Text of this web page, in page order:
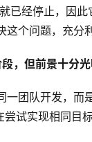
已经停止，因
个问题，充分
，但前景十分光
一团队开发，而
试实现相同目